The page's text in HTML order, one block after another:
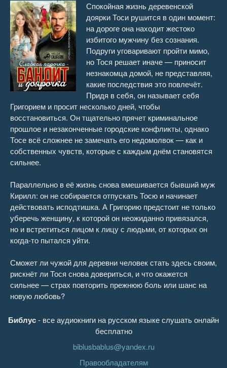
Спокойная жизнь деревенской
доярки Тоси рушится в один момент:
на дороге она находит жестоко
избитого мужчину без сознания.
Подруги уговаривают пройти мимо,
но Тося решает иначе — приносит
незнакомца домой, не представляя,
какие последствия это повлечёт.
Придя в себя, он называет себя
Григорием и просит несколько дней, чтобы
восстановиться. Он тщательно прячет криминальное
прошлое и незаконченные городские конфликты, однако
Тосе всё сложнее не замечать его недомолвок — как и
собственных чувств, которые с каждым днём становятся
сильнее.
Параллельно в её жизнь снова вмешивается бывший муж
Кирилл: он не собирается отпускать Тосю и начинает
действовать исподтишка. А Григорию предстоит не только
уберечь женщину, к которой он неожиданно привязался,
но и встретиться лицом к лицу с людьми, от которых он
когда-то пытался уйти.
Сможет ли чужой для деревни человек стать здесь своим,
рискнёт ли Тося снова довериться, и что окажется
сильнее — страх повторить прежнюю боль или шанс на
новую любовь?
Библус- все аудиокниги на русском языке слушать онлайн
бесплатно
biblusbablus@yandex.ru
Правообладателям